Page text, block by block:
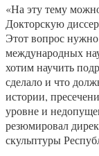
«На эту тему
Докторскую
Этот вопрос нужно
международных
хотим научить
сделало и что
истории,
уровне и
резюмировал
скульптуры